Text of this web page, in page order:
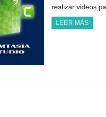
realizar videos
LEER MÁS